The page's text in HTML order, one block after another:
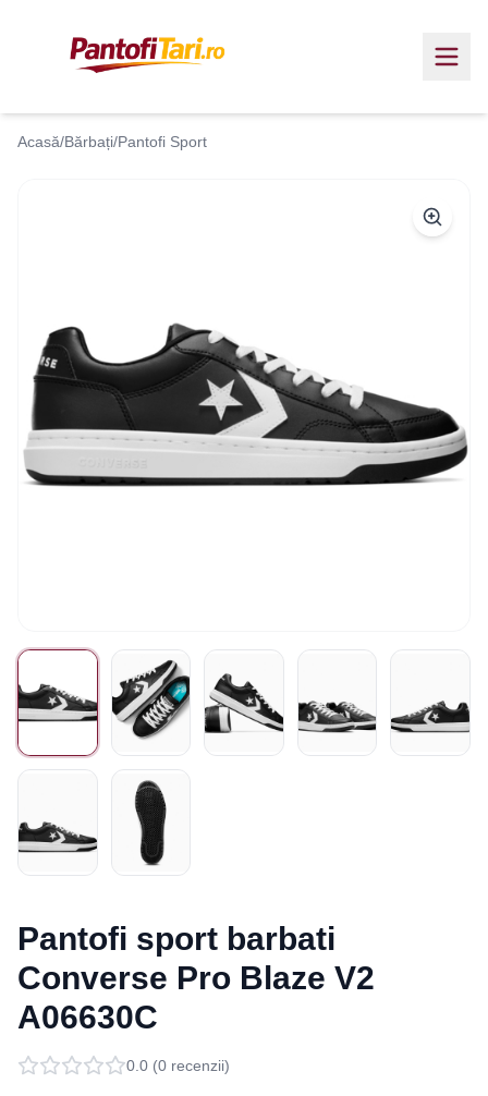
Acasă/Bărbați/Pantofi Sport
Pantofi sport barbati
Converse Pro Blaze V2
A06630C
0.0 (0 recenzii)